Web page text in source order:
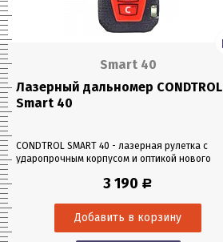
Smart 40
Лазерный дальномер CONDTROL
Smart 40
CONDTROL SMART 40 - лазерная рулетка с
ударопрочным корпусом и оптикой нового
в любых условиях освещения. Позволяет
помещениях на расстоянии до 40 м.
3 190 Р